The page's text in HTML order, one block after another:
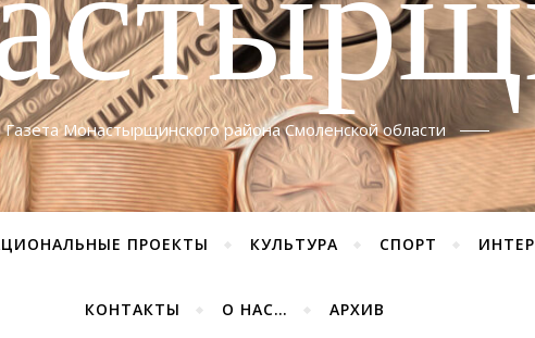
Газета Монастырщинского района Смоленской области
ПРОЕКТЫ КУЛЬТУРА СПОРТ
КОНТАКТЫ О НАС… АРХИВ